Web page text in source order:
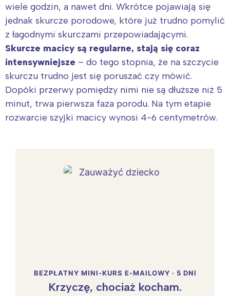
wiele godzin, a nawet dni. Wkrótce pojawiają się
jednak skurcze porodowe, które już trudno pomylić
z łagodnymi skurczami przepowiadającymi.
Skurcze macicy są regularne, stają się coraz
intensywniejsze – do tego stopnia, że na szczycie
skurczu trudno jest się poruszać czy mówić.
Dopóki przerwy pomiędzy nimi nie są dłuższe niż 5
minut, trwa pierwsza faza porodu. Na tym etapie
rozwarcie szyjki macicy wynosi 4-6 centymetrów.
BEZPŁATNY MINI-KURS E-MAILOWY · 5 DNI
Krzyczę, chociaż kocham.